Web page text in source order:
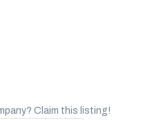
Claim this listing!